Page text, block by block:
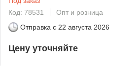
Код: 78531
Опт и розница
Отправка с 22 августа 2026
Цену уточняйте